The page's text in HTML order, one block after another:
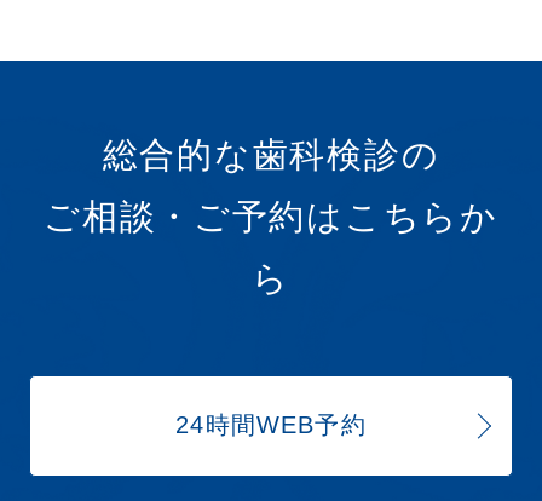
総合的な歯科検診の
ご相談・ご予約はこちらか
ら
24時間WEB予約